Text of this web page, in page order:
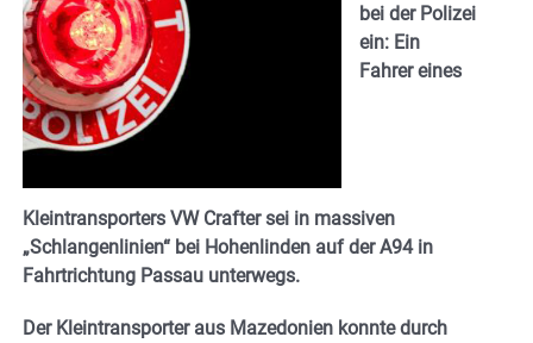
bei der Polizei
ein: Ein
Fahrer eines
Kleintransporters VW Crafter sei in massiven
„Schlangenlinien“ bei Hohenlinden auf der A94 in
Fahrtrichtung Passau unterwegs.
Der Kleintransporter aus Mazedonien konnte durch